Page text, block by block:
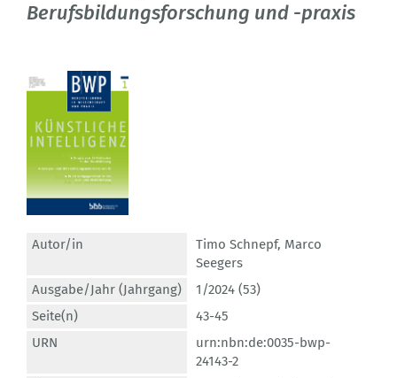
Berufsbildungsforschung und -praxis
Autor/in Timo Schnepf, Marco
Seegers
Ausgabe/Jahr (Jahrgang)
1/2024 (53)
Seite(n)
43-45
URN
urn:nbn:de:0035-bwp-
24143-2